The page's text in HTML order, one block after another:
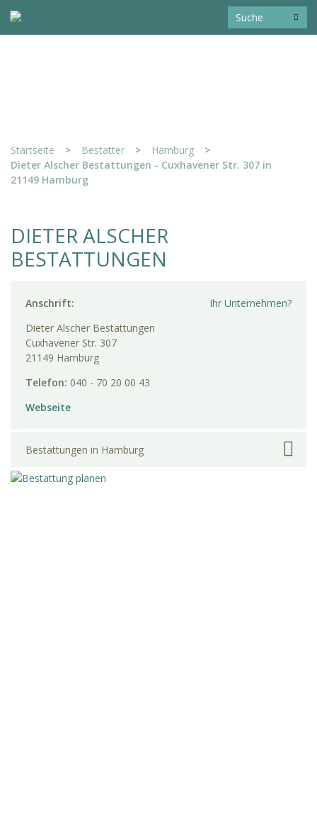
Startseite > Bestatter > Hamburg
>
Dieter Alscher Bestattungen - Cuxhavener Str. 307 in
21149 Hamburg
DIETER ALSCHER
BESTATTUNGEN
Ihr Unternehmen?
Anschrift:
Dieter Alscher Bestattungen
Cuxhavener Str. 307
21149 Hamburg
Telefon: 040 - 70 20 00 43
Webseite
Bestattungen in Hamburg